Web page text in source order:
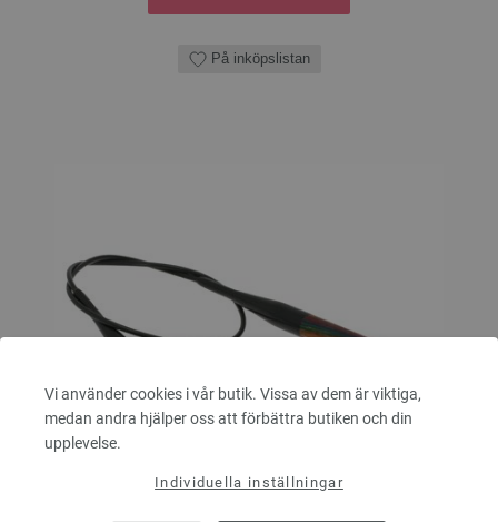
Vi använder cookies i vår butik. Vissa av dem är viktiga,
medan andra hjälper oss att förbättra butiken och din
upplevelse.
Individuella inställningar
På inköpslistan